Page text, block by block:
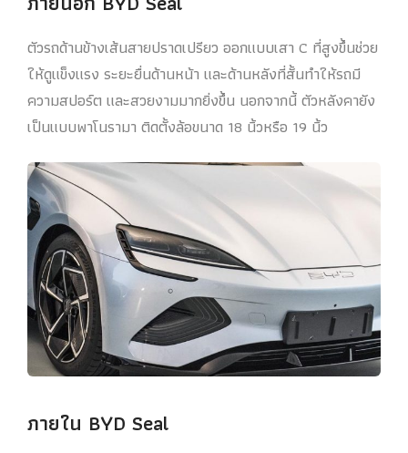
ตัวรถด้านข้างเส้นสายปราดเปรียว ออกแบบเสา C ที่สูงขึ้นช่วย
ให้ดูแข็งแรง ระยะยื่นด้านหน้า และด้านหลังที่สั้นทำให้รถมี
ความสปอร์ต และสวยงามมากยิ่งขึ้น นอกจากนี้ ตัวหลังคายัง
เป็นแบบพาโนรามา ติดตั้งล้อขนาด 18 นิ้วหรือ 19 นิ้ว
ภายใน BYD Seal